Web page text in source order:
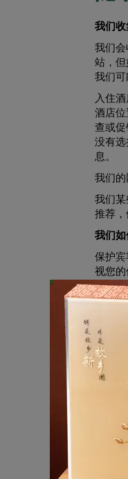
我们
我们
站，
我们
入住
酒店
查或
没有
息。
我们
我们
推荐，
我们
保护
视您
洲际
诺，
您的
如果
洲际
收件
电话